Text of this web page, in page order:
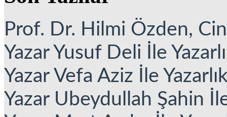
Prof. Dr. Hilmi Özden,
Yazar Yusuf Deli İle
Yazar Vefa Aziz İle
Yazar Ubeydullah Şahin